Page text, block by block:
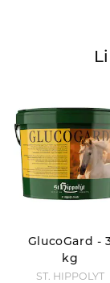
GlucoGard -
kg
ST. HIPPOLYT